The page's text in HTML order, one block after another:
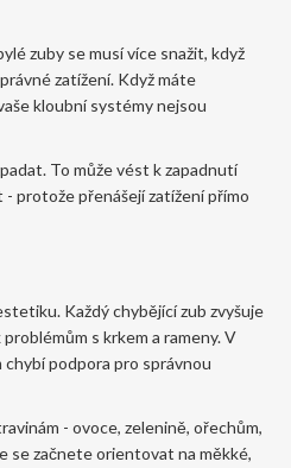
zuby se musí více snažit, když
zatížení. Když máte
kloubní systémy nejsou
To může vést k zapadnutí
protože přenášejí zatížení přímo
Každý chybějící zub zvyšuje
s krkem a rameny. V
podpora pro správnou
- ovoce, zelenině, ořechům,
se začnete orientovat na měkké,